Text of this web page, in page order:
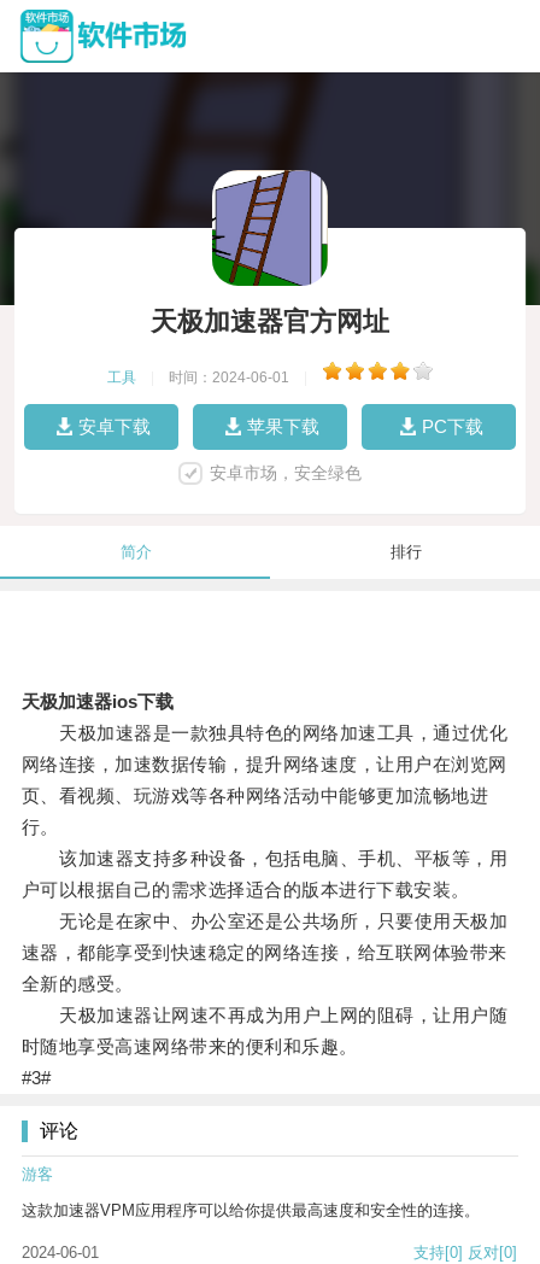
天极加速器官方网址
工具 时间：2024-06-01
安卓下载 苹果下载 PC下载
安卓市场，安全绿色
简介 排行
天极加速器ios下载
天极加速器是一款独具特色的网络加速工具，通过优化
网络连接，加速数据传输，提升网络速度，让用户在浏览网
页、看视频、玩游戏等各种网络活动中能够更加流畅地进
行。
该加速器支持多种设备，包括电脑、手机、平板等，用
户可以根据自己的需求选择适合的版本进行下载安装。
无论是在家中、办公室还是公共场所，只要使用天极加
速器，都能享受到快速稳定的网络连接，给互联网体验带来
全新的感受。
天极加速器让网速不再成为用户上网的阻碍，让用户随
时随地享受高速网络带来的便利和乐趣。
#3#
评论
游客
这款加速器VPM应用程序可以给你提供最高速度和安全性的连接。
2024-06-01 支持[0] 反对[0]